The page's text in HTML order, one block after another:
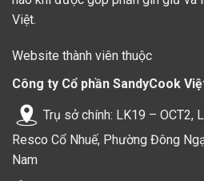
Việt.
Website thành viên thuộc
Công ty Cổ phần SandyCook
Trụ sở chính: LK19 – OCT2,
Resco Cổ Nhuế, Phường Đông
Nam